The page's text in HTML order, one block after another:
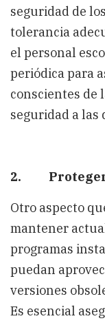
seguridad de
tolerancia
el personal
periódica para
conscientes de
seguridad a las
2. Proteger
Otro aspecto
mantener
programas
puedan
versiones
Es esencial